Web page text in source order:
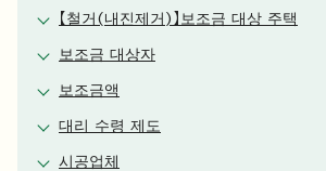
【철거(내진제거)】보조금 대상 주택
보조금 대상자
보조금액
대리 수령 제도
시공업체